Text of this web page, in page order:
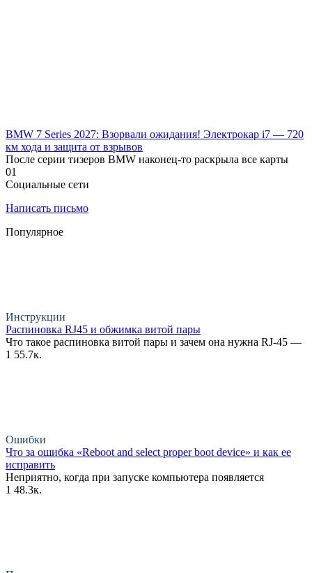
BMW 7 Series 2027: Взорвали ожидания! Электрокар i7 — 720
км хода и защита от взрывов
После серии тизеров BMW наконец-то раскрыла все карты
01
Социальные сети
Написать письмо
Популярное
Инструкции
Распиновка RJ45 и обжимка витой пары
Что такое распиновка витой пары и зачем она нужна RJ-45 —
1 55.7к.
Ошибки
Что за ошибка «Reboot and select proper boot device» и как ее
исправить
Неприятно, когда при запуске компьютера появляется
1 48.3к.